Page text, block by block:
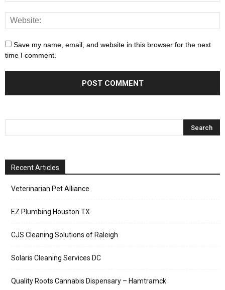
Save my name, email, and website in this browser for the next
time I comment.
Recent Articles
Veterinarian Pet Alliance
EZ Plumbing Houston TX
CJS Cleaning Solutions of Raleigh
Solaris Cleaning Services DC
Quality Roots Cannabis Dispensary – Hamtramck